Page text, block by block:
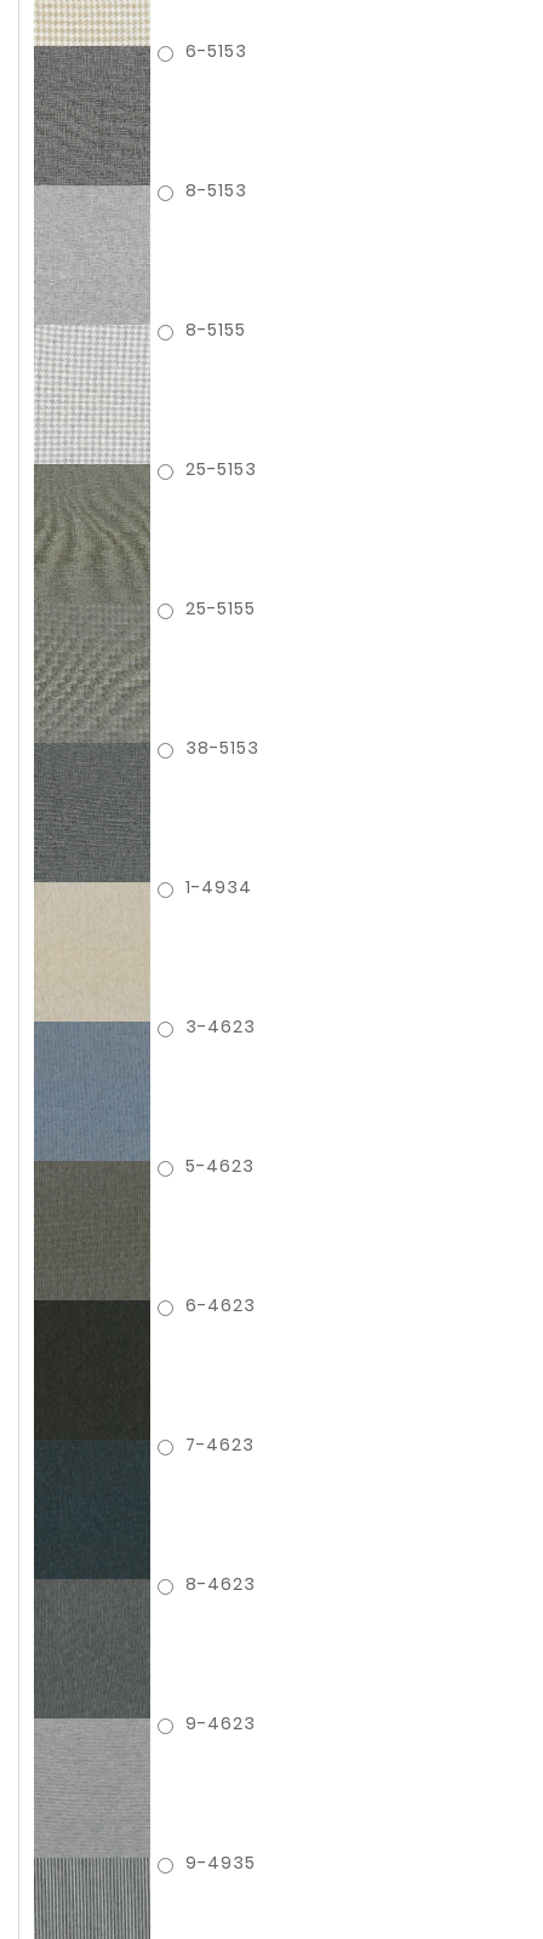
6-5153
8-5153
8-5155
25-5153
25-5155
38-5153
1-4934
3-4623
5-4623
6-4623
7-4623
8-4623
9-4623
9-4935